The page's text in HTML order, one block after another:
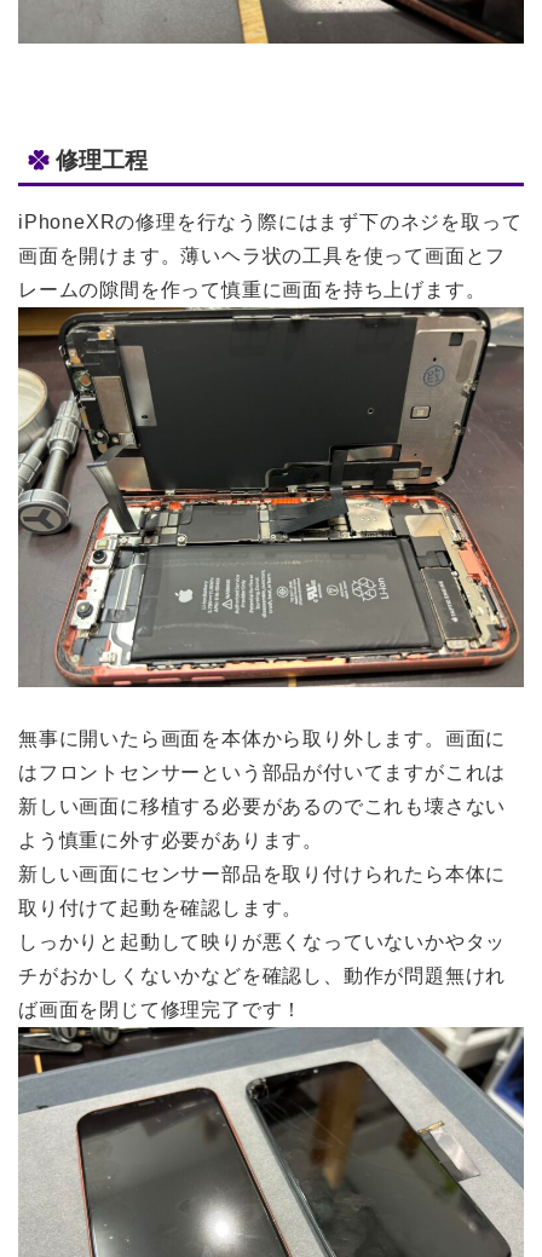
修理工程
iPhoneXRの修理を行なう際にはまず下のネジを取って
画面を開けます。薄いヘラ状の工具を使って画面とフ
レームの隙間を作って慎重に画面を持ち上げます。
無事に開いたら画面を本体から取り外します。画面に
はフロントセンサーという部品が付いてますがこれは
新しい画面に移植する必要があるのでこれも壊さない
よう慎重に外す必要があります。
新しい画面にセンサー部品を取り付けられたら本体に
取り付けて起動を確認します。
しっかりと起動して映りが悪くなっていないかやタッ
チがおかしくないかなどを確認し、動作が問題無けれ
ば画面を閉じて修理完了です！